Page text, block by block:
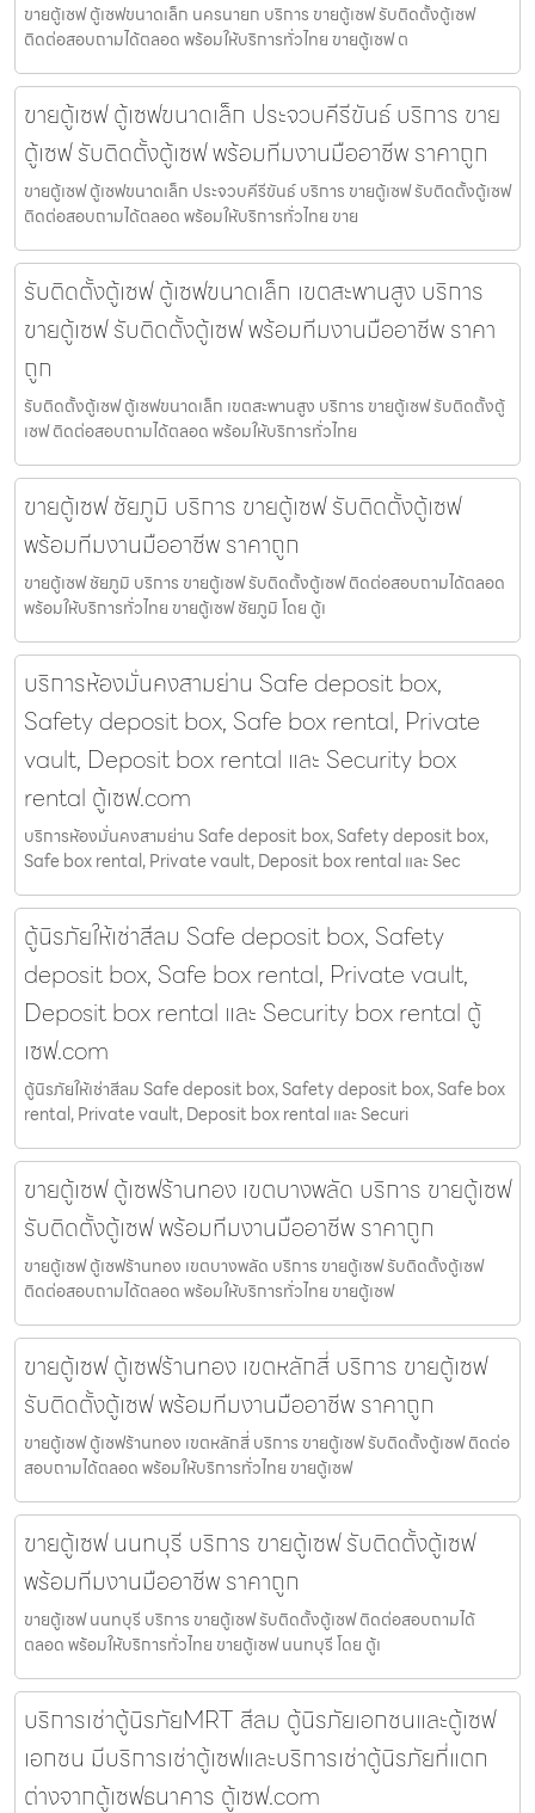
ขายตู้เซฟ ตู้เซฟขนาดเล็ก นครนายก บริการ ขายตู้เซฟ รับติดตั้งตู้เซฟ
ติดต่อสอบถามได้ตลอด พร้อมให้บริการทั่วไทย ขายตู้เซฟ ต
ขายตู้เซฟ ตู้เซฟขนาดเล็ก ประจวบคีรีขันธ์ บริการ ขาย
ตู้เซฟ รับติดตั้งตู้เซฟ พร้อมทีมงานมืออาชีพ ราคาถูก
ขายตู้เซฟ ตู้เซฟขนาดเล็ก ประจวบคีรีขันธ์ บริการ ขายตู้เซฟ รับติดตั้งตู้เซฟ
ติดต่อสอบถามได้ตลอด พร้อมให้บริการทั่วไทย ขาย
รับติดตั้งตู้เซฟ ตู้เซฟขนาดเล็ก เขตสะพานสูง บริการ
ขายตู้เซฟ รับติดตั้งตู้เซฟ พร้อมทีมงานมืออาชีพ ราคา
ถูก
รับติดตั้งตู้เซฟ ตู้เซฟขนาดเล็ก เขตสะพานสูง บริการ ขายตู้เซฟ รับติดตั้งตู้
เซฟ ติดต่อสอบถามได้ตลอด พร้อมให้บริการทั่วไทย
ขายตู้เซฟ ชัยภูมิ บริการ ขายตู้เซฟ รับติดตั้งตู้เซฟ
พร้อมทีมงานมืออาชีพ ราคาถูก
ขายตู้เซฟ ชัยภูมิ บริการ ขายตู้เซฟ รับติดตั้งตู้เซฟ ติดต่อสอบถามได้ตลอด
พร้อมให้บริการทั่วไทย ขายตู้เซฟ ชัยภูมิ โดย ตู้เ
บริการห้องมั่นคงสามย่าน Safe deposit box,
Safety deposit box, Safe box rental, Private
vault, Deposit box rental และ Security box
rental ตู้เซฟ.com
บริการห้องมั่นคงสามย่าน Safe deposit box, Safety deposit box,
Safe box rental, Private vault, Deposit box rental และ Sec
ตู้นิรภัยให้เช่าสีลม Safe deposit box, Safety
deposit box, Safe box rental, Private vault,
Deposit box rental และ Security box rental ตู้
เซฟ.com
ตู้นิรภัยให้เช่าสีลม Safe deposit box, Safety deposit box, Safe box
rental, Private vault, Deposit box rental และ Securi
ขายตู้เซฟ ตู้เซฟร้านทอง เขตบางพลัด บริการ ขายตู้เซฟ
รับติดตั้งตู้เซฟ พร้อมทีมงานมืออาชีพ ราคาถูก
ขายตู้เซฟ ตู้เซฟร้านทอง เขตบางพลัด บริการ ขายตู้เซฟ รับติดตั้งตู้เซฟ
ติดต่อสอบถามได้ตลอด พร้อมให้บริการทั่วไทย ขายตู้เซฟ
ขายตู้เซฟ ตู้เซฟร้านทอง เขตหลักสี่ บริการ ขายตู้เซฟ
รับติดตั้งตู้เซฟ พร้อมทีมงานมืออาชีพ ราคาถูก
ขายตู้เซฟ ตู้เซฟร้านทอง เขตหลักสี่ บริการ ขายตู้เซฟ รับติดตั้งตู้เซฟ ติดต่อ
สอบถามได้ตลอด พร้อมให้บริการทั่วไทย ขายตู้เซฟ
ขายตู้เซฟ นนทบุรี บริการ ขายตู้เซฟ รับติดตั้งตู้เซฟ
พร้อมทีมงานมืออาชีพ ราคาถูก
ขายตู้เซฟ นนทบุรี บริการ ขายตู้เซฟ รับติดตั้งตู้เซฟ ติดต่อสอบถามได้
ตลอด พร้อมให้บริการทั่วไทย ขายตู้เซฟ นนทบุรี โดย ตู้เ
บริการเช่าตู้นิรภัยMRT สีลม ตู้นิรภัยเอกชนและตู้เซฟ
เอกชน มีบริการเช่าตู้เซฟและบริการเช่าตู้นิรภัยที่แตก
ต่างจากตู้เซฟธนาคาร ตู้เซฟ.com